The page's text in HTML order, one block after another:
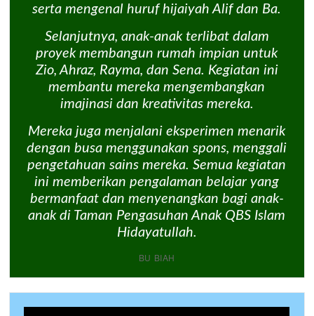
serta mengenal huruf hijaiyah Alif dan Ba.
Selanjutnya, anak-anak terlibat dalam
proyek membangun rumah impian untuk
Zio, Ahraz, Rayma, dan Sena. Kegiatan ini
membantu mereka mengembangkan
imajinasi dan kreativitas mereka.
Mereka juga menjalani eksperimen menarik
dengan busa menggunakan spons, menggali
pengetahuan sains mereka. Semua kegiatan
ini memberikan pengalaman belajar yang
bermanfaat dan menyenangkan bagi anak-
anak di Taman Pengasuhan Anak QBS Islam
Hidayatullah.
BU BIAH